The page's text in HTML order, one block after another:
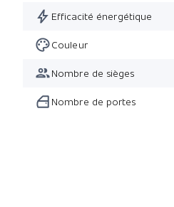
Efficacité énergétique
Couleur
Nombre de sièges
Nombre de portes